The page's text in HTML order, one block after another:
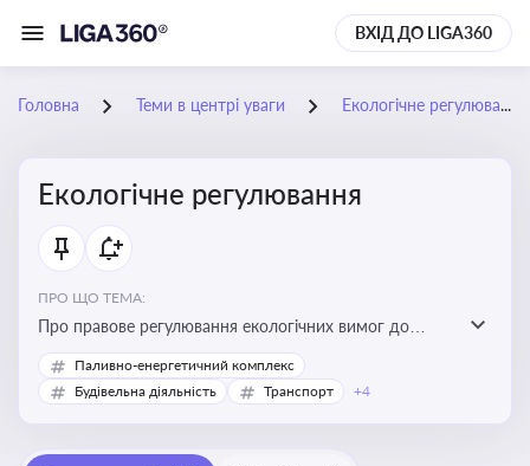
ВХІД ДО LIGA360
Головна Теми в центрі уваги Екологічне регулювання
Екологічне регулювання
ПРО ЩО ТЕМА:
Про правове регулювання екологічних вимог до
виробництв, включно з дозволами, перевірками,
стандартами викидів і гармонізацією з
Паливно-енергетичний комплекс
Будівельна діяльність
Транспорт +4